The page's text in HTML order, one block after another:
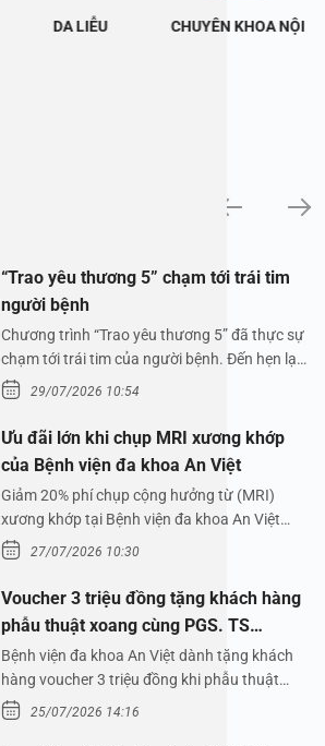
DA LIỄU CHUYÊN KHOA NỘI
“Trao yêu thương 5” chạm tới trái tim
người bệnh
Chương trình “Trao yêu thương 5” đã thực sự
chạm tới trái tim của người bệnh. Đến hẹn lại
lên,…29/07/2026 10:54
Ưu đãi lớn khi chụp MRI xương khớp
của Bệnh viện đa khoa An Việt
Giảm 20% phí chụp cộng hưởng từ (MRI)
xương khớp tại Bệnh viện đa khoa An Việt
Bệnh viện đa…
27/07/2026 10:30
Voucher 3 triệu đồng tặng khách hàng
phẫu thuật xoang cùng PGS. TS
Nguyễn Thị Hoài An
Bệnh viện đa khoa An Việt dành tặng khách
hàng voucher 3 triệu đồng khi phẫu thuật
xoang cùng PGS.…
25/07/2026 14:16